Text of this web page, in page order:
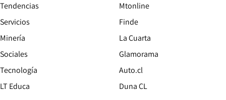
Tendencias
Servicios
Minería
Sociales
Tecnología
LT Educa
Mtonline
Finde
La Cuarta
Glamorama
Auto.clOpens in new window
Duna CLOpens in new window